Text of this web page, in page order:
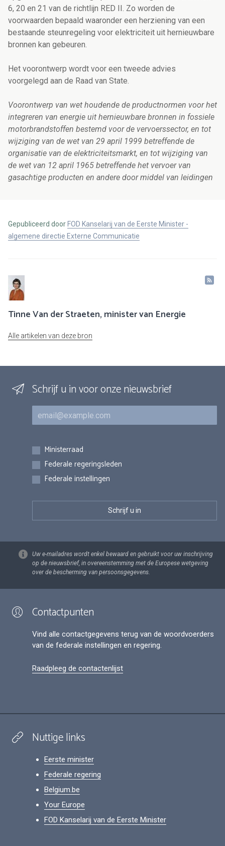
6, 20 en 21 van de richtlijn RED II. Zo worden de
voorwaarden bepaald waaronder een herziening van een
bestaande steunregeling voor elektriciteit uit hernieuwbare
bronnen kan gebeuren.
Het voorontwerp wordt voor een tweede advies
voorgelegd aan de Raad van State.
Voorontwerp van wet houdende de productnormen voor het
integreren van energie uit hernieuwbare bronnen in fossiele
motorbrandstoffen bestemd voor de vervoerssector, en tot
wijziging van de wet van 29 april 1999 betreffende de
organisatie van de elektriciteitsmarkt, en tot wijziging van
de wet van 12 april 1965 betreffende het vervoer van
gasachtige producten en andere door middel van leidingen
Gepubliceerd door FOD Kanselarij van de Eerste Minister -
algemene directie Externe Communicatie
Tinne Van der Straeten, minister van Energie
Alle artikelen van deze bron
Schrijf u in voor onze nieuwsbrief
E-mail
Inschrijvingen
Ministerraad
Federale regeringsleden
Federale instellingen
Uw e-mailadres wordt enkel bewaard en gebruikt voor uw inschrijving
op de nieuwsbrief, in overeenstemming met de Europese wetgeving
over de bescherming van persoonsgegevens.
Contactpunten
Vind alle contactgegevens terug van de woordvoerders
van de federale instellingen en regering.
Raadpleeg de contactenlijst
Nuttige links
Eerste minister
Federale regering
Belgium.be
Your Europe
FOD Kanselarij van de Eerste Minister